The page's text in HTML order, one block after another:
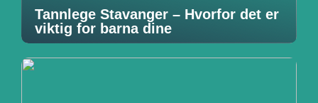
Tannlege Stavanger – Hvorfor det er
viktig for barna dine